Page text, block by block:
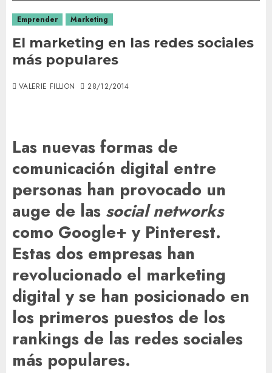
Emprender Marketing
El marketing en las redes sociales
más populares
VALERIE FILLION 28/12/2014
Las nuevas formas de
comunicación digital entre
personas han provocado un
auge de las social networks
como Google+ y Pinterest.
Estas dos empresas han
revolucionado el marketing
digital y se han posicionado en
los primeros puestos de los
rankings de las redes sociales
más populares.